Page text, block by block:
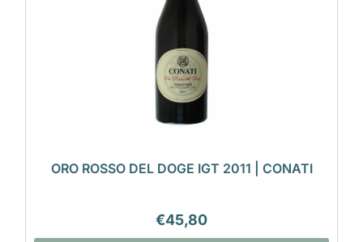
ORO ROSSO DEL DOGE IGT 2011 | CONATI
€45,80